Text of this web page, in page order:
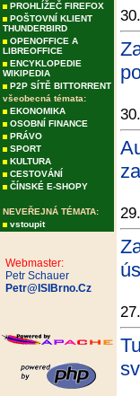
PROHLÍŽEČ FIREFOX
POŠTOVNÍ KLIENT
THUNDERBIRD
OPENOFFICE A
LIBREOFFICE
ENCYKLOPEDIE
WIKIPEDIA
P2P SÍTĚ BITTORRENT
všeobecná témata:
EKONOMIKA
OSOBNÍ FINANCE
PRÁVO
SPORT
KULTURA
CESTOVÁNÍ
ČÍNSKÉ E-SHOPY
NEVEŘEJNÁ TÉMATA:
vstoupit
Webmaster:
Petr Schauer
Petr@ISIBrno.Cz